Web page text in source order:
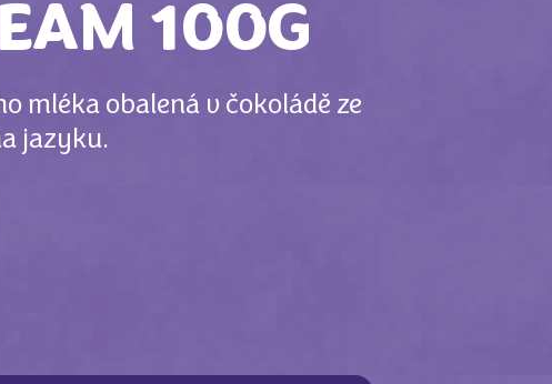
100G
mléka obalená v čokoládě ze
jazyku.